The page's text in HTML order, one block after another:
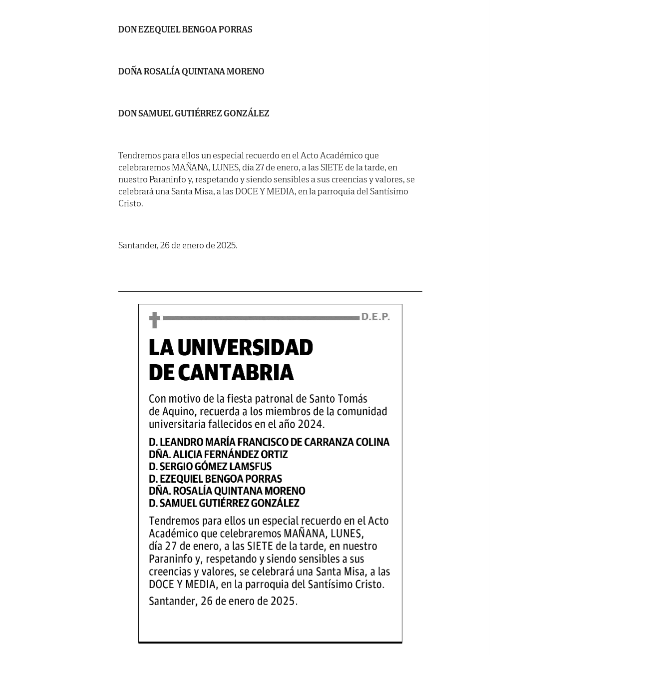
DON EZEQUIEL BENGOA PORRAS
DOÑA ROSALÍA QUINTANA MORENO
DON SAMUEL GUTIÉRREZ GONZÁLEZ
Tendremos para ellos un especial recuerdo en el Acto Académico que
celebraremos MAÑANA, LUNES, día 27 de enero, a las SIETE de la tarde, en
nuestro Paraninfo y, respetando y siendo sensibles a sus creencias y valores, se
celebrará una Santa Misa, a las DOCE Y MEDIA, en la parroquia del Santísimo
Cristo.
Santander, 26 de enero de 2025.